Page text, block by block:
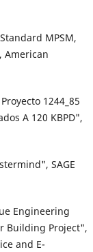
MPSM,
American
1244_85
A 120 KBPD",
SAGE
Engineering
Building Project",
and E-